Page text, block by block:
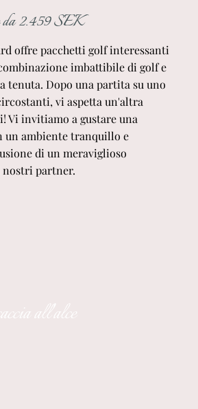
2.459 SEK
offre pacchetti golf interessanti
imbattibile di golf e
tenuta. Dopo una partita su uno
vi aspetta un'altra
Vi invitiamo a gustare una
un ambiente tranquillo e
di un meraviglioso
nostri partner.